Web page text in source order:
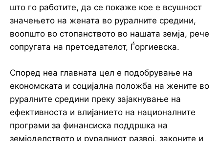
што го работите, да се покаже кое е всушност
значењето на жената во руралните средини,
воопшто во стопанството во нашата земја, рече
сопругата на претседателот, Ѓоргиевска.
Според неа главната цел е подобрување на
економската и социјална положба на жените во
руралните средини преку зајакнување на
ефективноста и влијанието на националните
програми за финансиска поддршка на
земјоделството и руралниот развој, законите и